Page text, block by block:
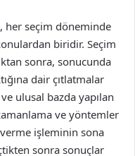
her seçim döneminde
biridir. Seçim
sonra, sonucunda
dair çıtlatmalar
ulusal bazda yapılan
ve yöntemler
işleminin sona
sonra sonuçlar